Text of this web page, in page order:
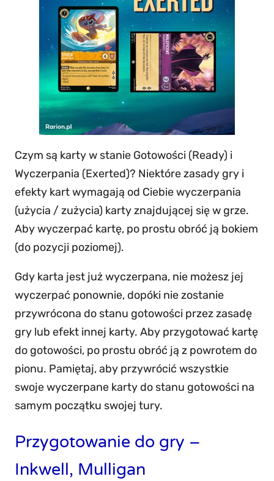
Czym są karty w stanie Gotowości (Ready) i
Wyczerpania (Exerted)? Niektóre zasady gry i
efekty kart wymagają od Ciebie wyczerpania
(użycia / zużycia) karty znajdującej się w grze.
Aby wyczerpać kartę, po prostu obróć ją bokiem
(do pozycji poziomej).
Gdy karta jest już wyczerpana, nie możesz jej
wyczerpać ponownie, dopóki nie zostanie
przywrócona do stanu gotowości przez zasadę
gry lub efekt innej karty. Aby przygotować kartę
do gotowości, po prostu obróć ją z powrotem do
pionu. Pamiętaj, aby przywrócić wszystkie
swoje wyczerpane karty do stanu gotowości na
samym początku swojej tury.
Przygotowanie do gry –
Inkwell, Mulligan